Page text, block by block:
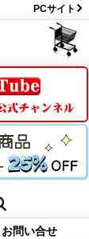
PCサイト
お問い合せ